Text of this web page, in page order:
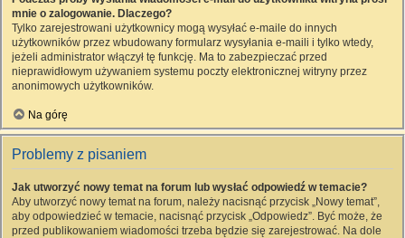
mnie o zalogowanie. Dlaczego?
Tylko zarejestrowani użytkownicy mogą wysyłać e-maile do innych
użytkowników przez wbudowany formularz wysyłania e-maili i tylko wtedy,
jeżeli administrator włączył tę funkcję. Ma to zabezpieczać przed
nieprawidłowym używaniem systemu poczty elektronicznej witryny przez
anonimowych użytkowników.
Na górę
Problemy z pisaniem
Jak utworzyć nowy temat na forum lub wysłać odpowiedź w temacie?
Aby utworzyć nowy temat na forum, należy nacisnąć przycisk „Nowy temat”,
aby odpowiedzieć w temacie, nacisnąć przycisk „Odpowiedz”. Być może, że
przed publikowaniem wiadomości trzeba będzie się zarejestrować. Na dole